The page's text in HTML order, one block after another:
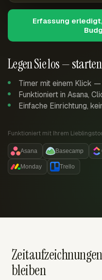
Legen Sie los —
Timer mit einem Klick
Funktioniert in Asana,
Einfache Einrichtung,
Funktioniert mit Ihrem
Asana Basecamp
Monday Trello
Erfassung
bleiben